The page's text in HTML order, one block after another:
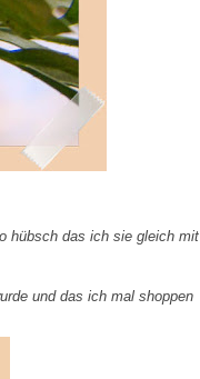
hübsch das ich sie gleich
und das ich mal shoppen